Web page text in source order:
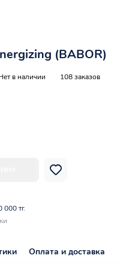
(BABOR)
в наличии 108 заказов
000 тг.
Оплата и доставка